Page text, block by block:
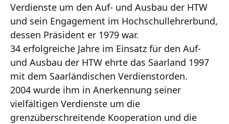
Verdienste um den Auf- und Ausbau der HTW
und sein Engagement im Hochschullehrerbund,
dessen Präsident er 1979 war.
34 erfolgreiche Jahre im Einsatz für den Auf-
und Ausbau der HTW ehrte das Saarland 1997
mit dem Saarländischen Verdienstorden.
2004 wurde ihm in Anerkennung seiner
vielfältigen Verdienste um die
grenzüberschreitende Kooperation und die